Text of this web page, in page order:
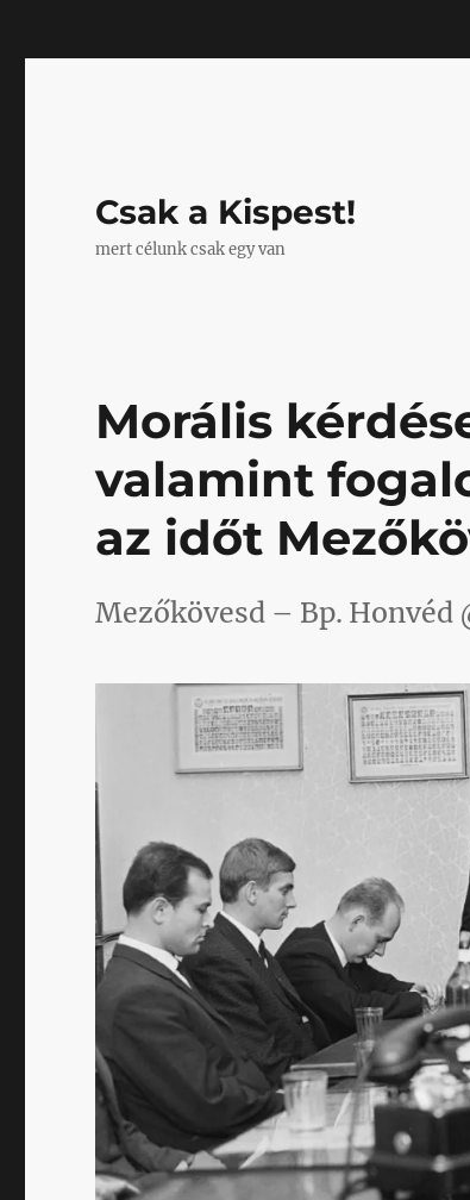
Csak a Kispest!
mert célunk csak egy van
Morális
valamint
az időt
Mezőkövesd – Bp. Honvéd